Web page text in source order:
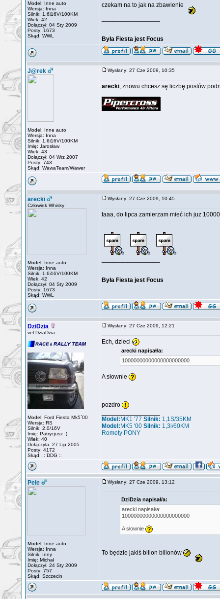
Model: Inne auto
Wersja: Inna
Silnik: 1.6i16V/100KM
Wiek: 42
Dołączył: 04 Sty 2009
Posty: 1673
Skąd: WWL
czekam na to jak na zbawienie
Była Fiesta jest Focus
J@rek
Model: Inne auto
Wersja: Inna
Silnik: 1.6i16V/100KM
Imię: Jarosław
Wiek: 43
Dołączył: 04 Wrz 2007
Posty: 743
Skąd: WawaTeam/Wawer
Wysłany: 27 Cze 2009, 10:35
arecki, znowu chcesz sę liczbę postów
arecki
Człowiek Whisky
Model: Inne auto
Wersja: Inna
Silnik: 1.6i16V/100KM
Wiek: 42
Dołączył: 04 Sty 2009
Posty: 1673
Skąd: WWL
Wysłany: 27 Cze 2009, 10:45
taaa, do lipca zamierzam mieć ich juz
Była Fiesta jest Focus
DziDzia
vel DziaDzia
Model: Ford Fiesta Mk5`00
Wersja: RS
Silnik: 2.0/16V
Imię: Patrycjusz :)
Wiek: 40
Dołączyła: 27 Lip 2005
Posty: 4172
Skąd: :: DDG ::
Wysłany: 27 Cze 2009, 12:21
Ech, dzieci
arecki napisał/a:
10000000000000000000000
A słownie
pozdro
Model: MK1 '77 Silnik: 1,1S/35KM
Model: MK5 '00 Silnik: 1,3i/60KM
Romety PONY
Pele
Model: Inne auto
Wersja: Inna
Silnik: Inny
Imię: Michał
Dołączył: 24 Sty 2009
Posty: 757
Skąd: Szczecin
Wysłany: 27 Cze 2009, 13:12
DziDzia napisał/a:
arecki napisał/a:
10000000000000000000000
A słownie
To będzie jakiś bilion bilionów